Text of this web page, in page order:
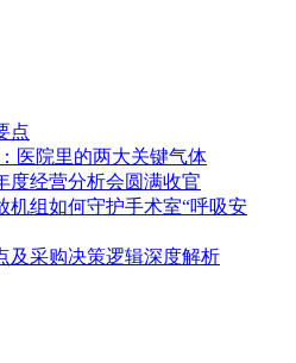
点
医院里的两大关键气体
度经营分析会圆满收官
机组如何守护手术室“呼吸安
及采购决策逻辑深度解析